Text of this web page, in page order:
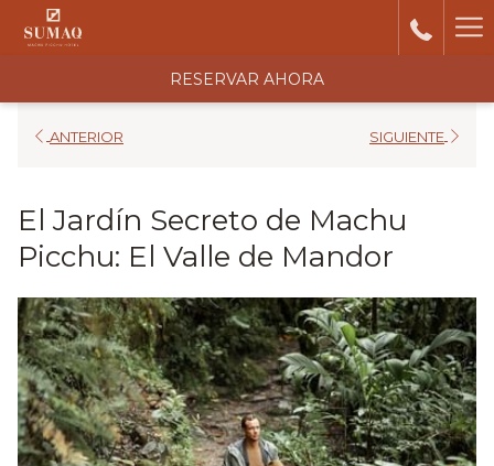
RESERVAR AHORA
ANTERIOR SIGUIENTE
El Jardín Secreto de Machu
Picchu: El Valle de Mandor